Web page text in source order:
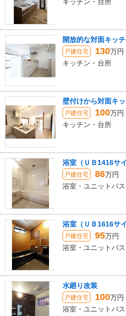
開放的な対面キッ
戸建住宅 130万円
キッチン・台所
壁付けから対面キ
戸建住宅 100万円
キッチン・台所
浴室（ＵＢ1416サ
戸建住宅 86万円
浴室・ユニットバス
浴室（ＵＢ1616サイ
戸建住宅 95万円
浴室・ユニットバス
水廻り改装
戸建住宅 100万円
浴室・ユニットバス